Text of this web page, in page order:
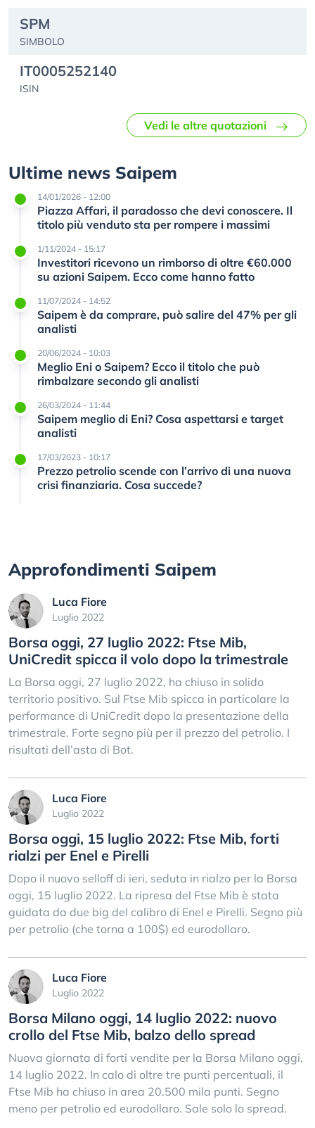
SPM
SIMBOLO
IT0005252140
ISIN
Vedi le altre quotazioni
Ultime news Saipem
14/01/2026 - 12:00
Piazza Affari, il paradosso che devi conoscere. Il
titolo più venduto sta per rompere i massimi
1/11/2024 - 15:17
Investitori ricevono un rimborso di oltre €60.000
su azioni Saipem. Ecco come hanno fatto
11/07/2024 - 14:52
Saipem è da comprare, può salire del 47% per gli
analisti
20/06/2024 - 10:03
Meglio Eni o Saipem? Ecco il titolo che può
rimbalzare secondo gli analisti
26/03/2024 - 11:44
Saipem meglio di Eni? Cosa aspettarsi e target
analisti
17/03/2023 - 10:17
Prezzo petrolio scende con l’arrivo di una nuova
crisi finanziaria. Cosa succede?
Approfondimenti Saipem
Luca Fiore
Luglio 2022
Borsa oggi, 27 luglio 2022: Ftse Mib,
UniCredit spicca il volo dopo la trimestrale
La Borsa oggi, 27 luglio 2022, ha chiuso in solido
territorio positivo. Sul Ftse Mib spicca in particolare la
performance di UniCredit dopo la presentazione della
trimestrale. Forte segno più per il prezzo del petrolio. I
risultati dell’asta di Bot.
Luca Fiore
Luglio 2022
Borsa oggi, 15 luglio 2022: Ftse Mib, forti
rialzi per Enel e Pirelli
Dopo il nuovo selloff di ieri, seduta in rialzo per la Borsa
oggi, 15 luglio 2022. La ripresa del Ftse Mib è stata
guidata da due big del calibro di Enel e Pirelli. Segno più
per petrolio (che torna a 100$) ed eurodollaro.
Luca Fiore
Luglio 2022
Borsa Milano oggi, 14 luglio 2022: nuovo
crollo del Ftse Mib, balzo dello spread
Nuova giornata di forti vendite per la Borsa Milano oggi,
14 luglio 2022. In calo di oltre tre punti percentuali, il
Ftse Mib ha chiuso in area 20.500 mila punti. Segno
meno per petrolio ed eurodollaro. Sale solo lo spread.